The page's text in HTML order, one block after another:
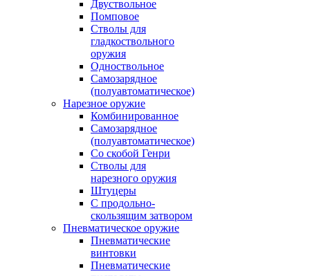
Двуствольное
Помповое
Стволы для
гладкоствольного
оружия
Одноствольное
Самозарядное
(полуавтоматическое)
Нарезное оружие
Комбинированное
Самозарядное
(полуавтоматическое)
Со скобой Генри
Стволы для
нарезного оружия
Штуцеры
С продольно-
скользящим затвором
Пневматическое оружие
Пневматические
винтовки
Пневматические